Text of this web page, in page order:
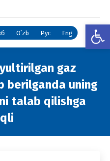
Oʻzb Рус Eng
gaz
berilganda uning
talab qilishga